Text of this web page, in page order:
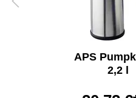
APS
2,2 l